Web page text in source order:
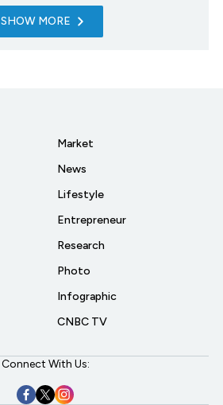
SHOW MORE
Market
News
Lifestyle
Entrepreneur
Research
Photo
Infographic
CNBC TV
Connect With Us: